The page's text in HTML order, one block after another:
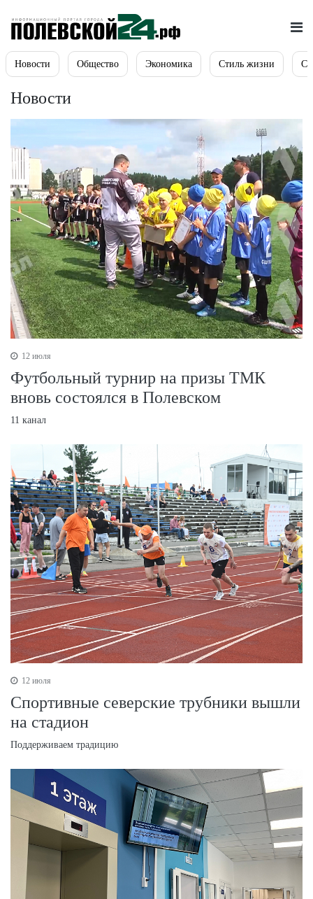
Новости Общество Экономика Стиль жизни
Новости
12 июля
Футбольный турнир на призы ТМК
вновь состоялся в Полевском
11 канал
12 июля
Спортивные северские трубники вышли
на стадион
Поддерживаем традицию